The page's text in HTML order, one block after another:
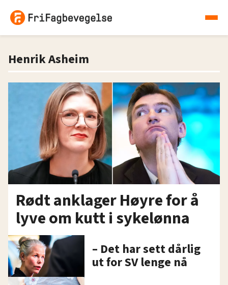
Henrik Asheim
Rødt anklager Høyre for å
lyve om kutt i sykelønna
– Det har sett dårlig
ut for SV lenge nå